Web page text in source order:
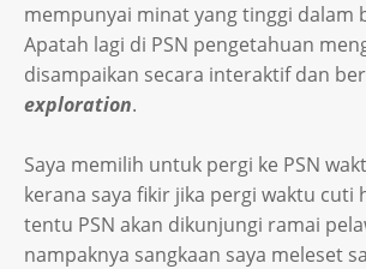
mempunyai minat yang tinggi dalam
Apatah lagi di PSN pengetahuan
disampaikan secara interaktif dan
exploration.
Saya memilih untuk pergi ke PSN
kerana saya fikir jika pergi waktu cuti
tentu PSN akan dikunjungi ramai
nampaknya sangkaan saya meleset